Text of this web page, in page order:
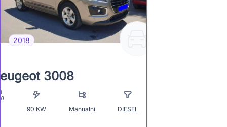
2018
3008
90 KW Manualni DIESEL